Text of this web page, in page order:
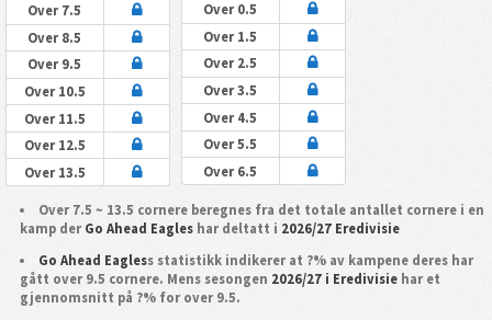
Over 7.5
Over 8.5
Over 9.5
Over 10.5
Over 11.5
Over 12.5
Over 13.5
Over 0.5
Over 1.5
Over 2.5
Over 3.5
Over 4.5
Over 5.5
Over 6.5
Over 7.5 ~ 13.5 cornere beregnes fra det totale antallet cornere i en
kamp der Go Ahead Eagleshar deltatt i 2026/27 Eredivisie
Go Ahead Eagless statistikk indikerer at ?% av kampene deres har
gått over 9.5 cornere. Mens sesongen 2026/27 i Eredivisiehar et
gjennomsnitt på ?% for over 9.5.